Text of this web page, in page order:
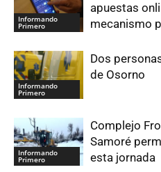
Informando
Primero
apuestas
mecanismo
Informando
Primero
Dos
de Osorno
Informando
Primero
Complejo
Samoré
esta jornada